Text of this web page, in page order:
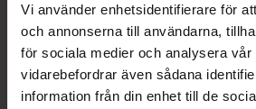
Vi använder enhetsidentifierare för
och annonserna till användarna,
för sociala medier och analysera vår
vidarebefordrar även sådana
information från din enhet till de
135 kr
Köp båda för :
Köp båda